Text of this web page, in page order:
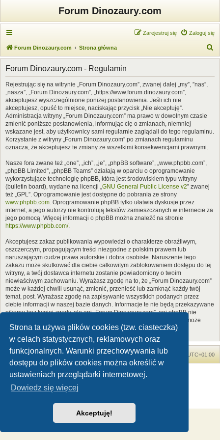
Strona ta używa plików cookies (tzw. ciasteczka)
w celach statystycznych, reklamowych oraz
funkcjonalnych. Warunki przechowywania lub
dostępu do plików cookies można określić w
ustawieniach przeglądarki internetowej.
Dowiedz się więcej
Akceptuję!
Forum Dinozaury.com
Zaloguj się
Zarejestruj się
Forum Dinozaury.com Strona główna
z
Forum Dinozaury.com - Regulamin
Rejestrując się na witrynie „Forum Dinozaury.com”, zwanej dalej „my”, ”nas”,
„nasza”, „Forum Dinozaury.com”, „https://www.forum.dinozaury.com”,
akceptujesz wyszczególnione poniżej postanowienia. Jeśli ich nie
akceptujesz, opuść to miejsce, naciskając przycisk „Nie akceptuję”.
Administracja witryny „Forum Dinozaury.com” ma prawo w dowolnym czasie
zmienić poniższe postanowienia, informując cię o zmianach, niemniej
wskazane jest, aby użytkownicy sami regularnie zaglądali do tego regulaminu.
Korzystanie z witryny „Forum Dinozaury.com” po zmianach regulaminu
oznacza, że akceptujesz te zmiany ze wszelkimi konsekwencjami prawnymi.
Nasze fora zwane też „one”, „ich”, „je”, „phpBB software”, „www.phpbb.com”,
„phpBB Limited”, „phpBB Teams” działają w oparciu o oprogramowanie
wykorzystujące technologię phpBB, która jest środowiskiem typu witryny
(bulletin board), wydane na licencji „GNU General Public License v2” zwanej
też „GPL”. Oprogramowanie jest dostępne do pobrania ze strony
www.phpbb.com. Oprogramowanie phpBB tylko ułatwia dyskusje przez
internet, a jego autorzy nie kontrolują tekstów zamieszczanych w internecie za
jego pomocą. Więcej informacji o phpBB można znaleźć na stronie
https://www.phpbb.com/.
Akceptujesz zakaz publikowania wypowiedzi o charakterze obraźliwym,
oszczerczym, propagującym treści niezgodne z polskim prawem lub
naruszającym cudze prawa autorskie i dobra osobiste. Naruszenie tego
zakazu może skutkować dla ciebie całkowitym zablokowaniem dostępu do tej
witryny, a twój dostawca internetu zostanie powiadomiony o twoim
niewłaściwym zachowaniu. Wyrażasz zgodę na to, że „Forum Dinozaury.com”
może w każdej chwili usunąć, zmienić, przenieść lub zamknąć każdy twój
temat, post. Wyrażasz zgodę na zapisywanie wszystkich podanych przez
ciebie informacji w naszej bazie danych. Informacje te nie będą przekazywane
nikomu bez twojej zgody, ale ani „Forum Dinozaury.com”, ani phpBB nie
ponosi odpowiedzialności za włamania do witryny, podczas których może
dojść do kradzieży danych.
Forum Dinozaury.com Strona główna Strefa czasowa UTC+01:00
Dinozaury.com© 2006-2020
Polski pakiet językowy dostarcza